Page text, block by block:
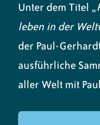
Unter dem Titel „
leben in der
der Paul-
ausführliche
aller Welt mit